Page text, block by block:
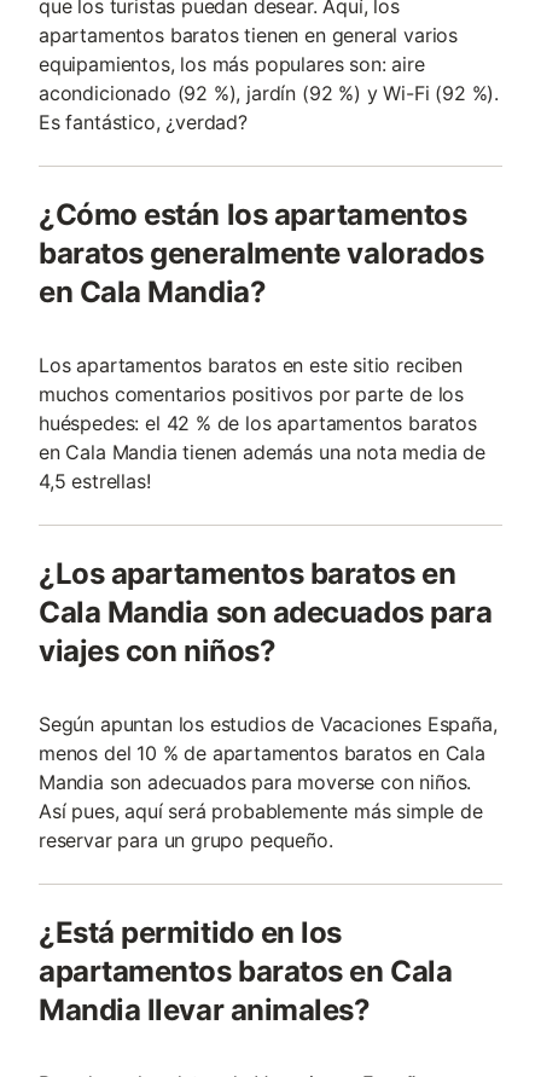
que los turistas puedan desear. Aquí, los
apartamentos baratos tienen en general varios
equipamientos, los más populares son: aire
acondicionado (92 %), jardín (92 %) y Wi-Fi (92 %).
Es fantástico, ¿verdad?
¿Cómo están los apartamentos
baratos generalmente valorados
en Cala Mandia?
Los apartamentos baratos en este sitio reciben
muchos comentarios positivos por parte de los
huéspedes: el 42 % de los apartamentos baratos
en Cala Mandia tienen además una nota media de
4,5 estrellas!
¿Los apartamentos baratos en
Cala Mandia son adecuados para
viajes con niños?
Según apuntan los estudios de Vacaciones España,
menos del 10 % de apartamentos baratos en Cala
Mandia son adecuados para moverse con niños.
Así pues, aquí será probablemente más simple de
reservar para un grupo pequeño.
¿Está permitido en los
apartamentos baratos en Cala
Mandia llevar animales?